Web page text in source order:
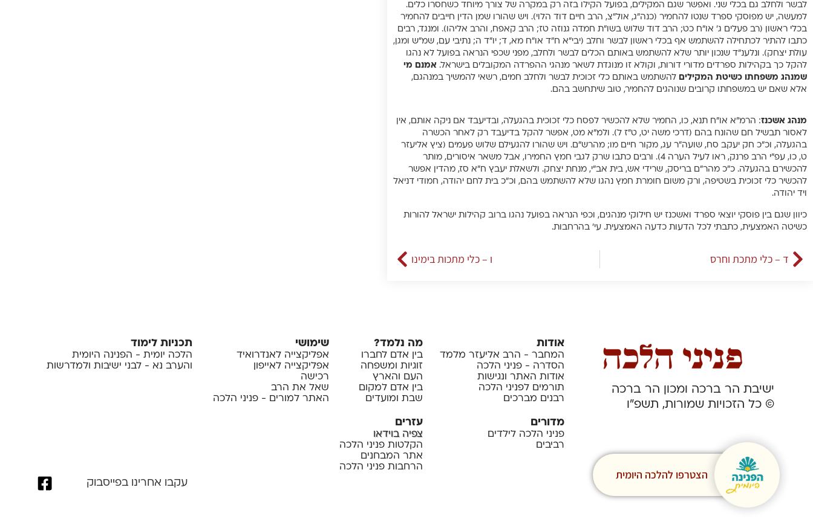
לבשר ולחלב גם בכלי שני. ואפשר שגם המקילים, בפועל הקילו בזה רק במקרה של צורך מיוחד כשחסרו כלים.
למעשה, יש מפוסקי ספרד שנטו להחמיר (כנה”ג, אול”צ, הרב חיים דוד הלוי). ויש שהורו שמן הדין חייבים להחמיר
בכלי ראשון (רב פעלים ג’ או”ח כט; הרב דוד שלוש בשו”ת חמדה גנוזה טז; הרב קאפח, והרב אליהו). ומנגד, רבים
כתבו להתיר לכתחילה להשתמש אף בכלי ראשון לבשר וחלב (יבי”א ח”ד או”ח מא, ד; יו”ד ה; נתיבי עם, שמ”ש ומגן,
עולת יצחק). ונלענ”ד שנכון יותר שלא להשתמש באותם הכלים לבשר ולחלב, מפני שכפי הנראה בפועל לא נהגו
להקל כך בקהילות ספרדים מדורי דורות, וקולא זו מנוגדת לשאר מנהגי ההפרדה המקובלים בישראל. אמנם מי
שמנהג משפחתו כשיטת המקילים להשתמש באותם כלי זכוכית לבשר ולחלב חמים, רשאי להמשיך במנהגם,
אלא שאם יש במשפחתו קרובים שנוהגים להחמיר, טוב שיתחשב בהם.
מנהג אשכנז: הרמ”א או”ח תנא, כו, החמיר שלא להכשיר לפסח כלי זכוכית בהגעלה, ובדיעבד אם ניקה אותם, אין
לאסור תבשיל חם שהונח בהם (דרכי משה יט, ט”ז ל). ולמ”א מט, אפשר להקל בדיעבד רק לאחר הכשרה
בהגעלה, וכ”כ חק יעקב סח, שועה”ר עג, מקור חיים מו; מהרש”ם. ויש שהורו להגעילם שלוש פעמים (ציץ אליעזר
ט, כו, עפ”י הרב פרנק, ראו לעיל הערה 4). ורבים כתבו שרק לגבי חמץ החמירו, אבל משאר איסורים, מותר
להכשירם בהגעלה. כ”כ מהר”ם בריסק, שרידי אש, בית אב”י, מנחת יצחק. ולשאלת יעבץ ח”א סז, מהדין אפשר
להכשיר כלי זכוכית בשטיפה, ורק משום חומרת חמץ נהגו שלא להשתמש בהם, וכ”כ בית לחם יהודה, חמודי דניאל
ויד יהודה.
כיוון שגם בין פוסקי יוצאי ספרד ואשכנז יש חילוקי מנהגים, וכפי הנראה בפועל נהגו ברוב קהילות ישראל להורות
כשיטה האמצעית, כתבתי לכל הדעות כדעה האמצעית. עי’ בהרחבות.
ד – כלי מתכת וחרס ו – כלי מתכות בימינו
ישיבת הר ברכה ומכון הר ברכה
© כל הזכויות שמורות, תשפ”ו
הצטרפו להלכה היומית
אודות
המחבר - הרב אליעזר מלמד
הסדרה - פניני הלכה
אודות האתר ונגישות
תורמים לפניני הלכה
רבנים מברכים
מה נלמד?
בין אדם לחברו
זוגיות ומשפחה
העם והארץ
בין אדם למקום
שבת ומועדים
שימושי
אפליקצייה לאנדרואיד
אפליקצייה לאייפון
רכישה
שאל את הרב
האתר למורים - פניני הלכה
תכניות לימוד
הלכה יומית - הפנינה היומית
והערב נא - לבני ישיבות ולמדרשות
מדורים
פניני הלכה לילדים
רביבים
עזרים
צפיה בוידאו
הקלטות פניני הלכה
אתר המבחנים
הרחבות פניני הלכה
עקבו אחרינו בפייסבוק